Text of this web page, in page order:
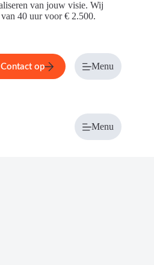
van jouw visie. Wij
40 uur voor € 2.500.
Service Over ons
op Menu
Menu